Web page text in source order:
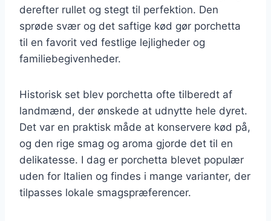
derefter rullet og stegt til perfektion. Den
sprøde svær og det saftige kød gør porchetta
til en favorit ved festlige lejligheder og
familiebegivenheder.
Historisk set blev porchetta ofte tilberedt af
landmænd, der ønskede at udnytte hele dyret.
Det var en praktisk måde at konservere kød på,
og den rige smag og aroma gjorde det til en
delikatesse. I dag er porchetta blevet populær
uden for Italien og findes i mange varianter, der
tilpasses lokale smagspræferencer.